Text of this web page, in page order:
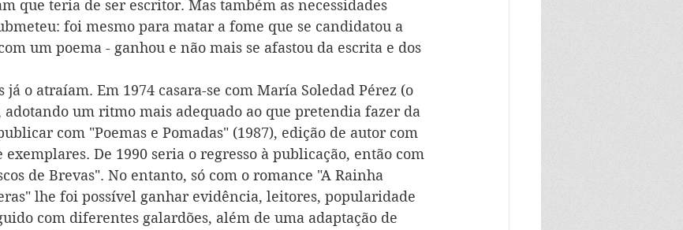
que teria de ser escritor. Mas também as necessidades
foi mesmo para matar a fome que se candidatou a
um poema - ganhou e não mais se afastou da escrita e dos
já o atraíam. Em 1974 casara-se com María Soledad Pérez (o
um ritmo mais adequado ao que pretendia fazer da
com "Poemas e Pomadas" (1987), edição de autor com
De 1990 seria o regresso à publicação, então com
de Brevas". No entanto, só com o romance "A Rainha
lhe foi possível ganhar evidência, leitores, popularidade
com diferentes galardões, além de uma adaptação de